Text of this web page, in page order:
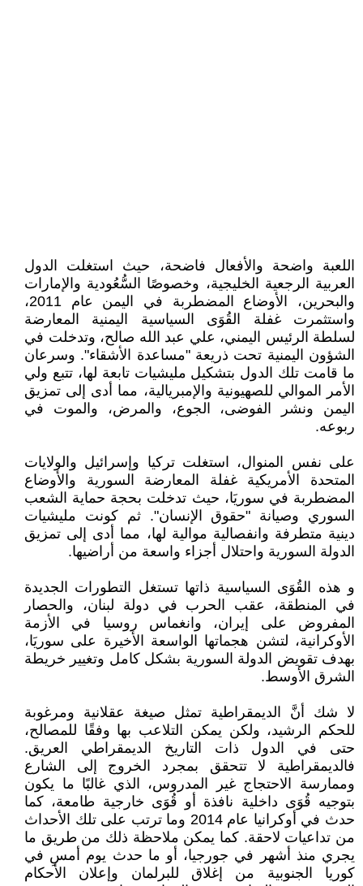
اللعبة واضحة والأفعال فاضحة، حيث استغلت الدول
العربية الرجعية الخليجية، وخصوصًا السُّعُودية والإمارات
والبحرين، الأوضاع المضطربة في اليمن عام 2011،
واستثمرت غفلة القُوَى السياسية اليمنية المعارضة
لسلطة الرئيس اليمني، علي عبد الله صالح، وتدخلت في
الشؤون اليمنية تحت ذريعة "مساعدة الأشقاء". وسرعان
ما قامت تلك الدول بتشكيل مليشيات تابعة لها، تتبع ولي
الأمر الموالي للصهيونية والإمبريالية، مما أدى إلى تمزيق
اليمن ونشر الفوضى، الجوع، والمرض، والموت في
ربوعه.
على نفس المنوال، استغلت تركيا وإسرائيل والولايات
المتحدة الأمريكية غفلة المعارضة السورية والأوضاع
المضطربة في سوريَا، حيث تدخلت بحجة حماية الشعب
السوري وصيانة "حقوق الإنسان". ثم كونت مليشيات
دينية متطرفة وانفصالية موالية لها، مما أدى إلى تمزيق
الدولة السورية واحتلال أجزاء واسعة من أراضيها.
و هذه القُوَى السياسية ذاتها تستغل التطورات الجديدة
في المنطقة، عقب الحرب في دولة لبنان، والحصار
المفروض على إيران، وانغماس روسيا في الأزمة
الأوكرانية، لتشن هجماتها الواسعة الأخيرة على سوريَا،
بهدف تقويض الدولة السورية بشكل كامل وتغيير خريطة
الشرق الأوسط.
لا شك أنَّ الديمقراطية تمثل صيغة عقلانية ومرغوبة
للحكم الرشيد، ولكن يمكن التلاعب بها وفقًا للمصالح،
حتى في الدول ذات التاريخ الديمقراطي العريق.
فالديمقراطية لا تتحقق بمجرد الخروج إلى الشارع
وممارسة الاحتجاج غير المدروس، الذي غالبًا ما يكون
بتوجيه قُوَى داخلية نافذة أو قُوَى خارجية طامعة، كما
حدث في أوكرانيا عام 2014 وما ترتب على تلك الأحداث
من تداعيات لاحقة. كما يمكن ملاحظة ذلك من طريق ما
يجري منذ أشهر في جورجيا، أو ما حدث يوم أمسِ في
كوريا الجنوبية من إغلاق للبرلمان وإعلان الأحكام